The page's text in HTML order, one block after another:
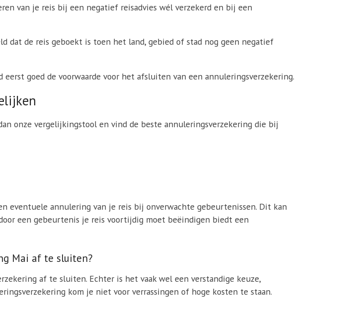
van je reis bij een negatief reisadvies wél verzekerd en bij een
dat de reis geboekt is toen het land, gebied of stad nog geen negatief
goed de voorwaarde voor het afsluiten van een annuleringsverzekering.
onze vergelijkingstool en vind de beste annuleringsverzekering die bij
eventuele annulering van je reis bij onverwachte gebeurtenissen. Dit kan
een gebeurtenis je reis voortijdig moet beëindigen biedt een
Mai af te sluiten?
af te sluiten. Echter is het vaak wel een verstandige keuze,
kom je niet voor verrassingen of hoge kosten te staan.